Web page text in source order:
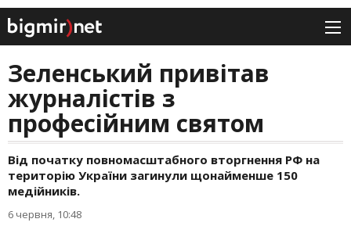
Зеленський привітав
журналістів з
професійним святом
Від початку повномасштабного вторгнення РФ на
територію України загинули щонайменше 150
медійників.
6 червня, 10:48